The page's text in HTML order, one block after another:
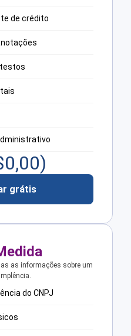
de crédito
0,00)
grátis
as informações sobre um
do CNPJ